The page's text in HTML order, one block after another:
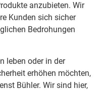
anzubieten. Wir
Kunden sich sicher
Bedrohungen
leben oder in der
erhöhen möchten,
Bühler. Wir sind hier,